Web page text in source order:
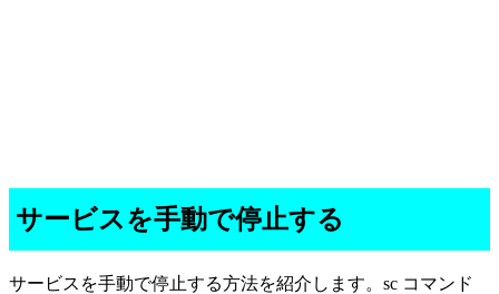
サービスを手動で停止する
サービスを手動で停止する方法を紹介します。sc コマンド